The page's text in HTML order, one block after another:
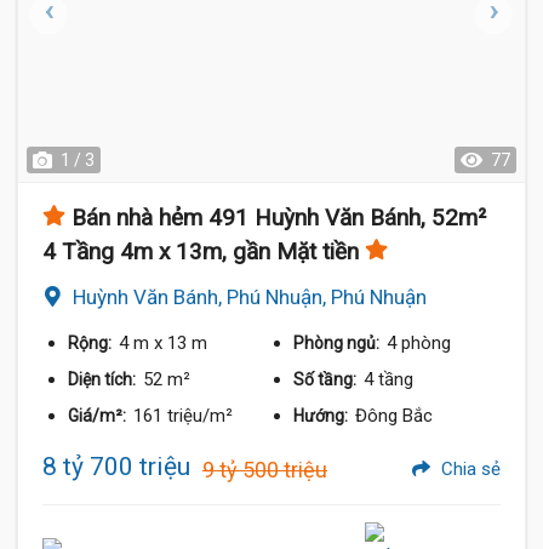
1 / 3 77
Bán nhà hẻm 491 Huỳnh Văn Bánh, 52m²
4 Tầng 4m x 13m, gần Mặt tiền
Huỳnh Văn Bánh, Phú Nhuận, Phú Nhuận
Rộng: 4 m x 13 m Phòng ngủ: 4 phòng
Diện tích: 52 m² Số tầng: 4 tầng
Giá/m²: 161 triệu/m² Hướng: Đông Bắc
8 tỷ 700 triệu 9 tỷ 500 triệu Chia sẻ